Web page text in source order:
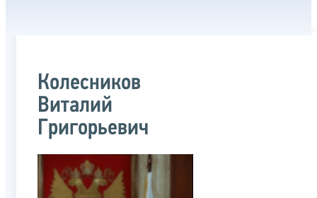
Колесников
Виталий
Григорьевич